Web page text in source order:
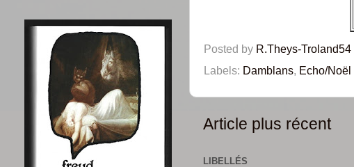
Posted by R.Theys-Troland54
Labels: Damblans, Echo/Noël
Article plus récent
LIBELLÉS